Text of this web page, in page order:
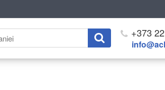
+373